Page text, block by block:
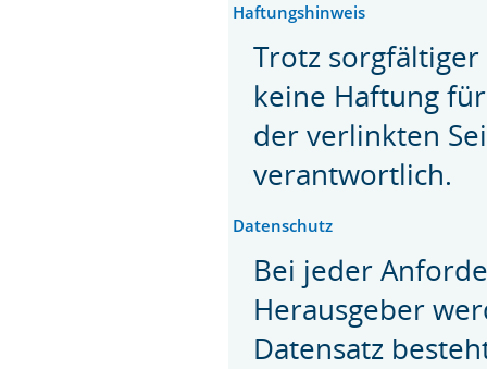
Haftungshinweis
Trotz
keine Haftung
der verlinkten
verantwortlich.
Datenschutz
Bei jeder
Herausgeber
Datensatz